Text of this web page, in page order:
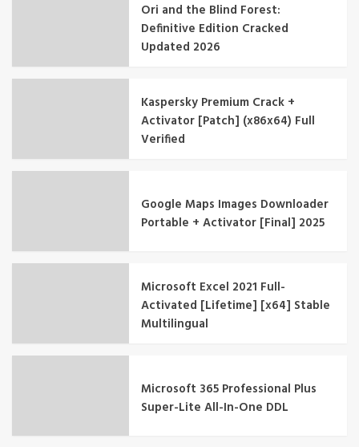
Ori and the Blind Forest:
Definitive Edition Cracked
Updated 2026
Kaspersky Premium Crack +
Activator [Patch] (x86x64) Full
Verified
Google Maps Images Downloader
Portable + Activator [Final] 2025
Microsoft Excel 2021 Full-
Activated [Lifetime] [x64] Stable
Multilingual
Microsoft 365 Professional Plus
Super-Lite All-In-One DDL